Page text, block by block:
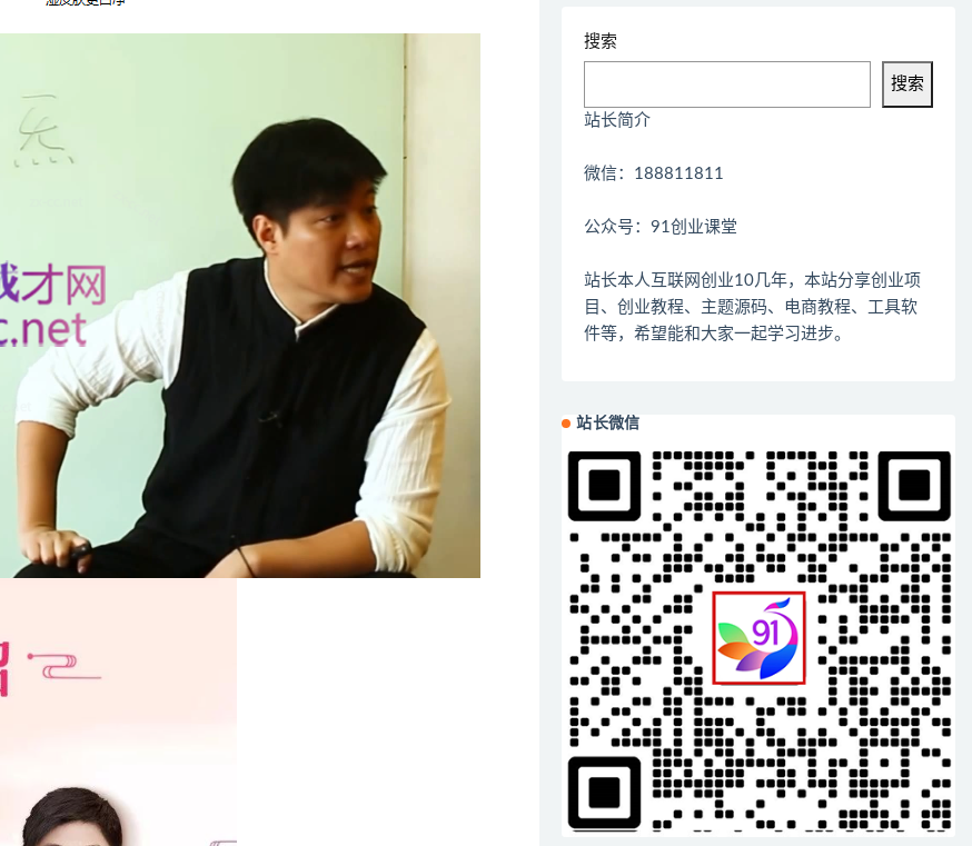
搜索
搜索
站长简介
微信：188811811
公众号：91创业课堂
站长本人互联网创业10几年，本站分享创业项
目、创业教程、主题源码、电商教程、工具软
件等，希望能和大家一起学习进步。
站长微信